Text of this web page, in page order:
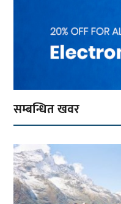
सम्बन्धित खवर